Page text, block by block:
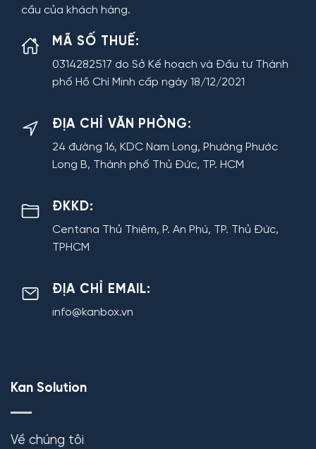
cầu của khách hàng.
MÃ SỐ THUẾ:
0314282517 do Sở Kế hoạch và Đầu tư Thành
phố Hồ Chí Minh cấp ngày 18/12/2021
ĐỊA CHỈ VĂN PHÒNG:
24 đường 16, KDC Nam Long, Phường Phước
Long B, Thành phố Thủ Đức, TP. HCM
ĐKKD:
Centana Thủ Thiêm, P. An Phú, TP. Thủ Đức,
TPHCM
ĐỊA CHỈ EMAIL:
info@kanbox.vn
Kan Solution
Về chúng tôi